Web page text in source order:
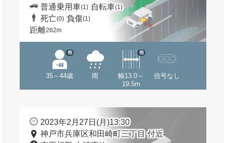
普通乗用車(1) 自転車(1)
死亡(0) 負傷(1)
距離262m
35～44歳
他
雨
幅13.0～
19.5m
他
信号なし
2023年2月27日(月)13:30
神戸市兵庫区和田崎町三丁目 付近